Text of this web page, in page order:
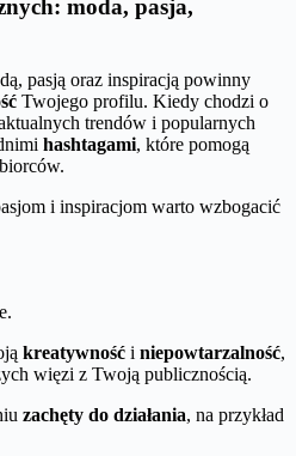
moda, pasja,
pasją oraz inspiracją powinny
Twojego profilu. Kiedy chodzi o
trendów i popularnych
hashtagami, które pomogą
i inspiracjom warto wzbogacić
kreatywność i niepowtarzalność,
więzi z Twoją publicznością.
zachęty do działania, na przykład